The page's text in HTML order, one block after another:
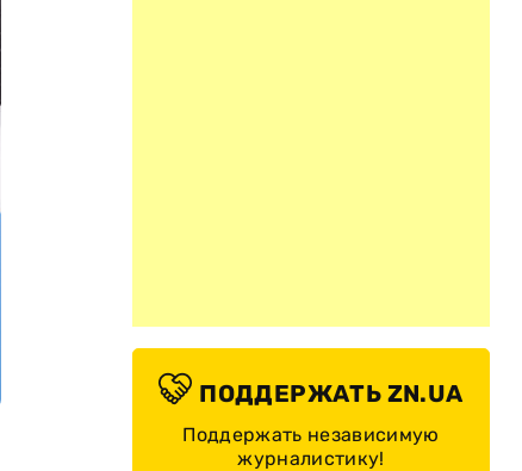
ПОДДЕРЖАТЬ ZN.UA
Поддержать независимую
журналистику!